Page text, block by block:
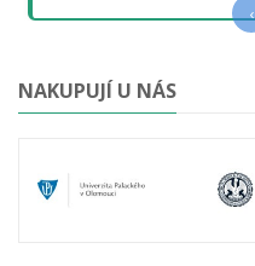
‹
NAKUPUJÍ U NÁS